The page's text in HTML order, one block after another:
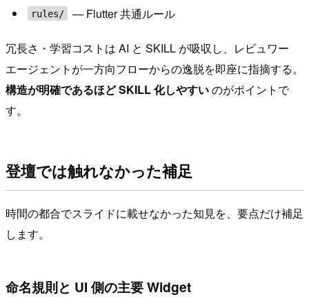
rules/ — Flutter 共通ルール
冗長さ・学習コストは AI と SKILL が吸収し、レビュワー
エージェントが一方向フローからの逸脱を即座に指摘する。
構造が明確であるほど SKILL 化しやすいのがポイントで
す。
登壇では触れなかった補足
時間の都合でスライドに載せなかった知見を、要点だけ補足
します。
命名規則と UI 側の主要 Widget